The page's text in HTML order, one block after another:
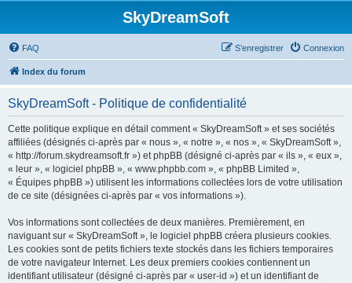
SkyDreamSoft
FAQ Connexion
S’enregistrer
Index du forum
SkyDreamSoft - Politique de confidentialité
Cette politique explique en détail comment « SkyDreamSoft » et ses sociétés
affiliées (désignés ci-après par « nous », « notre », « nos », « SkyDreamSoft »,
« http://forum.skydreamsoft.fr ») et phpBB (désigné ci-après par « ils », « eux »,
« leur », « logiciel phpBB », « www.phpbb.com », « phpBB Limited »,
« Équipes phpBB ») utilisent les informations collectées lors de votre utilisation
de ce site (désignées ci-après par « vos informations »).
Vos informations sont collectées de deux manières. Premièrement, en
naviguant sur « SkyDreamSoft », le logiciel phpBB créera plusieurs cookies.
Les cookies sont de petits fichiers texte stockés dans les fichiers temporaires
de votre navigateur Internet. Les deux premiers cookies contiennent un
identifiant utilisateur (désigné ci-après par « user-id ») et un identifiant de